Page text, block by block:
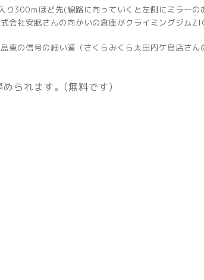
り300ｍほど先(線路に向っていくと左側にミラーの
会社安眠さんの向かいの倉庫がクライミングジム
東の信号の細い道（さくらみくら太田内ケ島店さ
られます。(無料です)